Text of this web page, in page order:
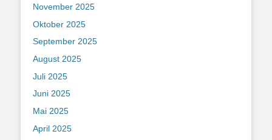
November 2025
Oktober 2025
September 2025
August 2025
Juli 2025
Juni 2025
Mai 2025
April 2025